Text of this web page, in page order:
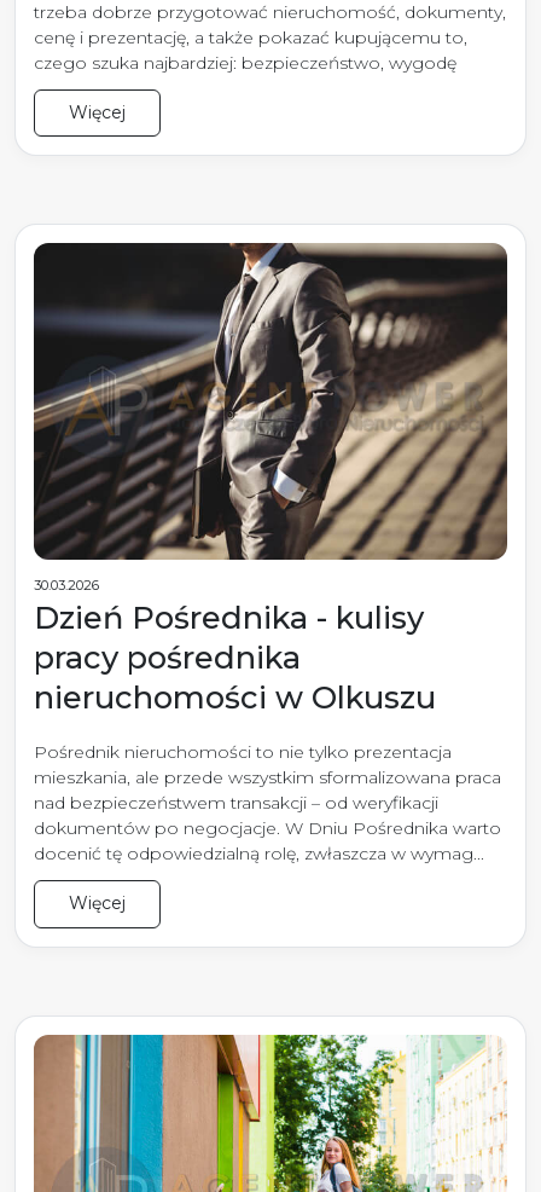
trzeba dobrze przygotować nieruchomość, dokumenty,
cenę i prezentację, a także pokazać kupującemu to,
czego szuka najbardziej: bezpieczeństwo, wygodę
Więcej
30.03.2026
Dzień Pośrednika - kulisy
pracy pośrednika
nieruchomości w Olkuszu
Pośrednik nieruchomości to nie tylko prezentacja
mieszkania, ale przede wszystkim sformalizowana praca
nad bezpieczeństwem transakcji – od weryfikacji
dokumentów po negocjacje. W Dniu Pośrednika warto
docenić tę odpowiedzialną rolę, zwłaszcza w wymag...
Więcej